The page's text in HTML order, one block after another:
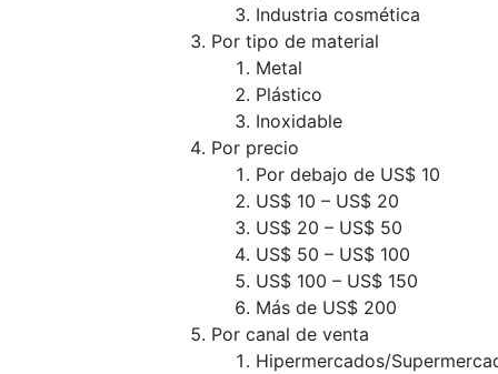
Industria cosmética
Por tipo de material
Metal
Plástico
Inoxidable
Por precio
Por debajo de US$ 10
US$ 10 – US$ 20
US$ 20 – US$ 50
US$ 50 – US$ 100
US$ 100 – US$ 150
Más de US$ 200
Por canal de venta
Hipermercados/